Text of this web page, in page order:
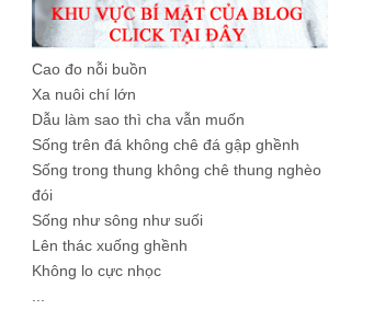
Cao đo nỗi buồn
Xa nuôi chí lớn
Dẫu làm sao thì cha vẫn muốn
Sống trên đá không chê đá gập ghềnh
Sống trong thung không chê thung nghèo
đói
Sống như sông như suối
Lên thác xuống ghềnh
Không lo cực nhọc